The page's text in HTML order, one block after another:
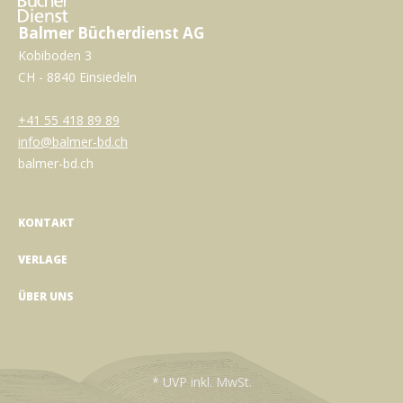
Balmer Bücherdienst AG
Kobiboden 3
CH - 8840 Einsiedeln
+41 55 418 89 89
info@balmer-bd.ch
balmer-bd.ch
KONTAKT
VERLAGE
ÜBER UNS
* UVP inkl. MwSt.